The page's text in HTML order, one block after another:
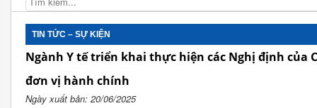
TIN TỨC – SỰ KIỆN
Ngành Y tế triển khai thực hiện các Nghị định của
đơn vị hành chính
Ngày xuất bản: 20/06/2025